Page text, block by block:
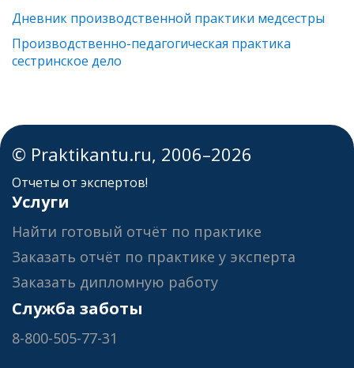
Дневник производственной практики медсестры
Производственно-педагогическая практика
сестринское дело
© Praktikantu.ru, 2006–2026
Отчеты от экспертов!
Услуги
Найти готовый отчёт по практике
Заказать отчёт по практике у эксперта
Заказать дипломную работу
Служба заботы
8-800-505-77-31